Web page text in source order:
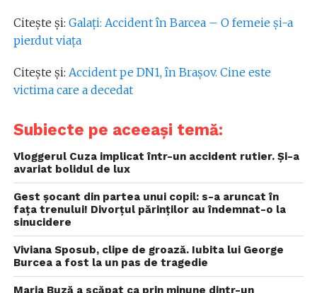
Citește și: Galați: Accident în Barcea – O femeie și-a
pierdut viața
Citește și: Accident pe DN1, în Brașov. Cine este
victima care a decedat
Subiecte pe aceeași temă:
Vloggerul Cuza implicat într-un accident rutier. Și-a
avariat bolidul de lux
Gest șocant din partea unui copil: s-a aruncat în
fața trenului! Divorțul părinților au îndemnat-o la
sinucidere
Viviana Sposub, clipe de groază. Iubita lui George
Burcea a fost la un pas de tragedie
Maria Buză a scăpat ca prin minune dintr-un